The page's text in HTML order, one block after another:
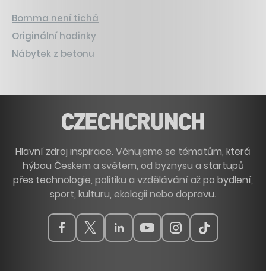
Bomma není tichá
Originální hodinky
Nábytek z betonu
Hlavní zdroj inspirace. Věnujeme se tématům, která
hýbou Českem a světem, od byznysu a startupů
přes technologie, politiku a vzdělávání až po bydlení,
sport, kulturu, ekologii nebo dopravu.